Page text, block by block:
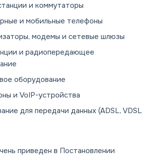
и коммутаторы
и мобильные телефоны
модемы и сетевые шлюзы
и радиопередающее
оборудование
и VoIP-устройства
для передачи данных (ADSL, VDSL
приведен в Постановлении